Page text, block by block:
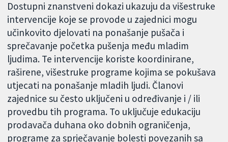
Dostupni znanstveni dokazi ukazuju da višestruke
intervencije koje se provode u zajednici mogu
učinkovito djelovati na ponašanje pušača i
sprečavanje početka pušenja među mladim
ljudima. Te intervencije koriste koordinirane,
raširene, višestruke programe kojima se pokušava
utjecati na ponašanje mladih ljudi. Članovi
zajednice su često uključeni u određivanje i / ili
provedbu tih programa. To uključuje edukaciju
prodavača duhana oko dobnih ograničenja,
programe za sprječavanje bolesti povezanih sa